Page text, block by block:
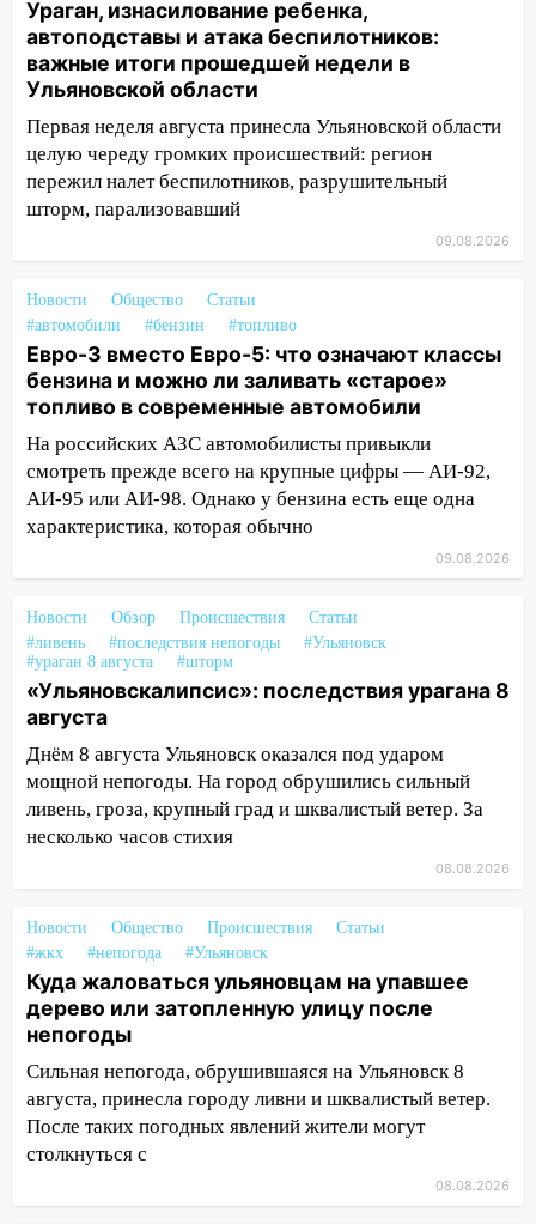
19:55 В Ульяновске упавшее дерево
заблокировало в машине двух женщин
17:15
В Ульяновской области
ремонтируют девять мостов: один уже
готов, ещё два — почти завершены
17:00 «Ульяновскалипсис»: последствия
области на 9 августа
16:34
Из-за мощной непогоды в
Ульяновске отменили фестиваль «Наше
время»
16:17 Мелекесский район первым в
Ульяновской области намолотил более
100 тысяч тонн зерна
15:17
15:04
Фоторепортаж с улиц Ульяновска
после шторма: поваленные деревья и
затопленные улицы
14:28
Ураган вырвал остановку на улице
Деева в Заволжье
14:26 Жители Ульяновска сами
пытаются расчистить ливнёвки, не
на улице Любови Шевцовой рухнул
светофор
14:14 Студента из Ульяновска обманули
мошенники под видом преподавателя
14:12 Куда жаловаться ульяновцам на
упавшее дерево или затопленную улицу
после непогоды
13:59
Ураган, изнасилование ребенка,
автоподставы и атака беспилотников:
важные итоги прошедшей недели в
Ульяновской области
Первая неделя августа принесла Ульяновской области
целую череду громких происшествий: регион
пережил налет беспилотников, разрушительный
шторм, парализовавший
09.08.2026
Новости Общество
Статьи
#автомобили
#бензин #топливо
Евро-3 вместо Евро-5: что означают классы
бензина и можно ли заливать «старое»
топливо в современные автомобили
На российских АЗС автомобилисты привыкли
смотреть прежде всего на крупные цифры — АИ-92,
АИ-95 или АИ-98. Однако у бензина есть еще одна
характеристика, которая обычно
09.08.2026
Новости Обзор Происшествия
Статьи
#ливень
#последствия непогоды
#Ульяновск
#ураган 8 августа
#шторм
«Ульяновскалипсис»: последствия урагана 8
августа
Днём 8 августа Ульяновск оказался под ударом
мощной непогоды. На город обрушились сильный
ливень, гроза, крупный град и шквалистый ветер. За
несколько часов стихия
08.08.2026
Новости Общество Происшествия
Статьи
#жкх
#непогода #Ульяновск
Куда жаловаться ульяновцам на упавшее
дерево или затопленную улицу после
непогоды
Сильная непогода, обрушившаяся на Ульяновск 8
августа, принесла городу ливни и шквалистый ветер.
После таких погодных явлений жители могут
столкнуться с
08.08.2026